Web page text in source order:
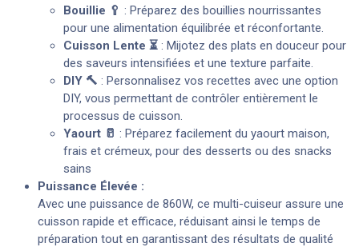
Bouillie 🥄 : Préparez des bouillies nourrissantes
pour une alimentation équilibrée et réconfortante.
Cuisson Lente ⏳ : Mijotez des plats en douceur pour
des saveurs intensifiées et une texture parfaite.
DIY 🔨 : Personnalisez vos recettes avec une option
DIY, vous permettant de contrôler entièrement le
processus de cuisson.
Yaourt 🥛 : Préparez facilement du yaourt maison,
frais et crémeux, pour des desserts ou des snacks
sains
Puissance Élevée :
Avec une puissance de 860W, ce multi-cuiseur assure une
cuisson rapide et efficace, réduisant ainsi le temps de
préparation tout en garantissant des résultats de qualité